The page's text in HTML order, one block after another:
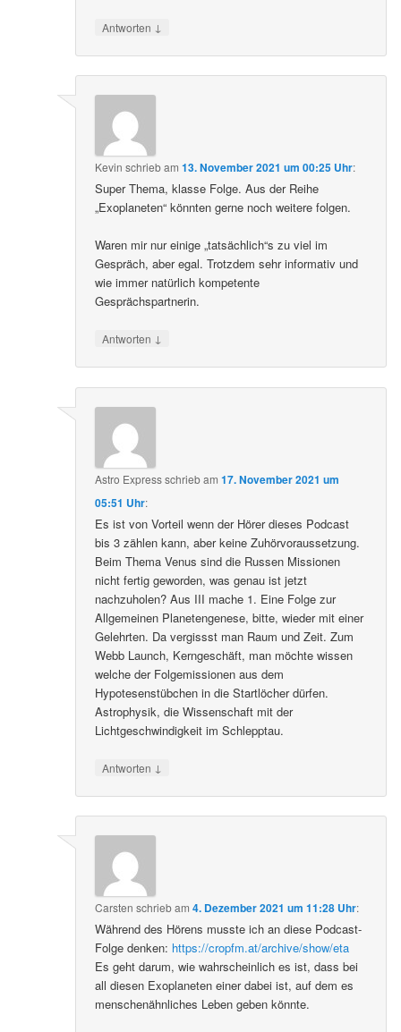
Antworten ↓
Kevin schriebam13. November 2021 um 00:25 Uhr:
Super Thema, klasse Folge. Aus der Reihe
„Exoplaneten“ könnten gerne noch weitere folgen.
Waren mir nur einige „tatsächlich“s zu viel im
Gespräch, aber egal. Trotzdem sehr informativ und
wie immer natürlich kompetente
Gesprächspartnerin.
Antworten ↓
Astro Expressschriebam17. November 2021 um
05:51 Uhr:
Es ist von Vorteil wenn der Hörer dieses Podcast
bis 3 zählen kann, aber keine Zuhörvoraussetzung.
Beim Thema Venus sind die Russen Missionen
nicht fertig geworden, was genau ist jetzt
nachzuholen? Aus III mache 1. Eine Folge zur
Allgemeinen Planetengenese, bitte, wieder mit einer
Gelehrten. Da vergissst man Raum und Zeit. Zum
Webb Launch, Kerngeschäft, man möchte wissen
welche der Folgemissionen aus dem
Hypotesenstübchen in die Startlöcher dürfen.
Astrophysik, die Wissenschaft mit der
Lichtgeschwindigkeit im Schlepptau.
Antworten ↓
Carsten schriebam4. Dezember 2021 um 11:28 Uhr:
Während des Hörens musste ich an diese Podcast-
Folge denken: https://cropfm.at/archive/show/eta
Es geht darum, wie wahrscheinlich es ist, dass bei
all diesen Exoplaneten einer dabei ist, auf dem es
menschenähnliches Leben geben könnte.